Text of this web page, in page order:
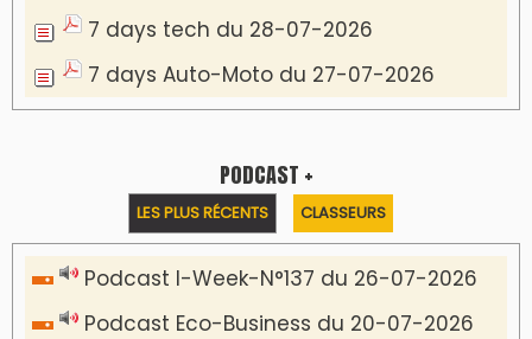
7 days tech du 28-07-2026
7 days Auto-Moto du 27-07-2026
PODCAST +
LES PLUS RÉCENTS CLASSEURS
Podcast I-Week-N°137 du 26-07-2026
Podcast Eco-Business du 20-07-2026